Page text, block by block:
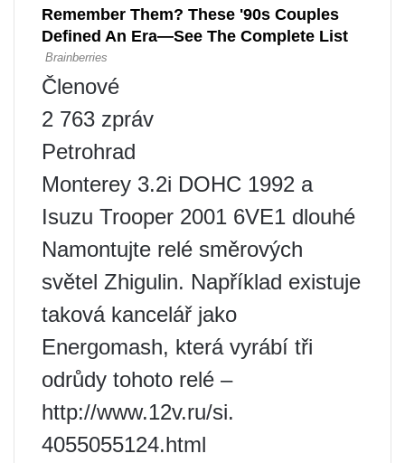
Členové
2 763 zpráv
Petrohrad
Monterey 3.2i DOHC 1992 a
Isuzu Trooper 2001 6VE1 dlouhé
Namontujte relé směrových
světel Zhigulin. Například existuje
taková kancelář jako
Energomash, která vyrábí tři
odrůdy tohoto relé –
http://www.12v.ru/si.
4055055124.html